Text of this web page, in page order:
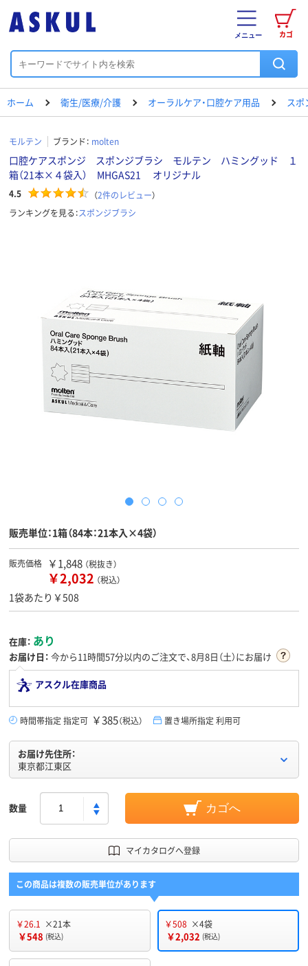
カゴ
メニュー
ホーム 衛生/医療/介護 オーラルケア・口腔ケア用品 スポ
モルテン ブランド： molten
口腔ケアスポンジ スポンジブラシ モルテン ハミングッド １
箱（21本×４袋入） MHGAS21 オリジナル
4.5 （2件のレビュー）
ランキングを見る：スポンジブラシ
販売単位：1箱（84本：21本入×4袋）
販売価格 ￥1,848 （税抜き）
￥2,032 （税込）
1袋あたり￥508
在庫： あり
お届け日： 今から11時間57分以内のご注文で、8月8日（土）にお届け
アスクル在庫商品
時間帯指定 指定可 ￥385（税込） 置き場所指定 利用可
お届け先住所：
東京都江東区
数量 カゴへ
マイカタログへ登録
この商品は複数の販売単位があります
￥26.1 ×21本
￥548 (税込)
￥508 ×4袋
￥2,032 (税込)